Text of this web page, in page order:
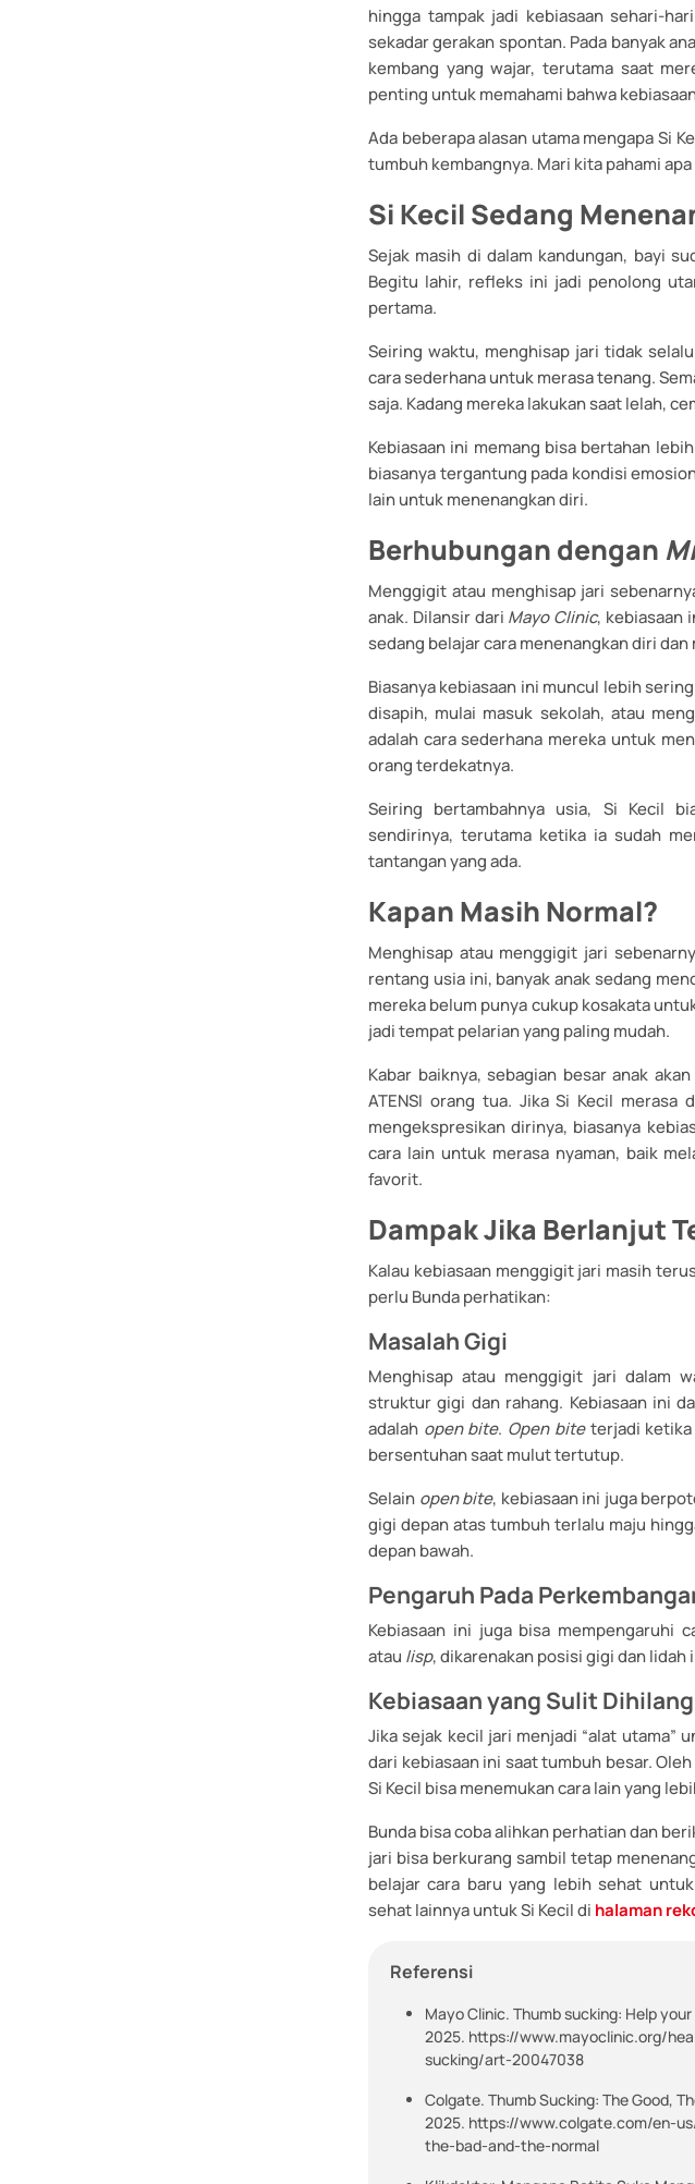
hingga tampak jadi kebiasaan sehari-
sekadar gerakan spontan. Pada banyak
kembang yang wajar, terutama saat
penting untuk memahami bahwa
Ada beberapa alasan utama mengapa Si
tumbuh kembangnya. Mari kita pahami
Si Kecil Sedang
Sejak masih di dalam kandungan, bayi
Begitu lahir, refleks ini jadi penolong
pertama.
Seiring waktu, menghisap jari tidak
cara sederhana untuk merasa tenang.
saja. Kadang mereka lakukan saat lelah,
Kebiasaan ini memang bisa bertahan
biasanya tergantung pada kondisi
lain untuk menenangkan diri.
Berhubungan dengan
Menggigit atau menghisap jari
anak. Dilansir dari Mayo Clinic, kebiasaan
sedang belajar cara menenangkan diri dan
Biasanya kebiasaan ini muncul lebih
disapih, mulai masuk sekolah, atau
adalah cara sederhana mereka untuk
orang terdekatnya.
Seiring bertambahnya usia, Si Kecil
sendirinya, terutama ketika ia sudah
tantangan yang ada.
Kapan Masih Normal?
Menghisap atau menggigit jari
rentang usia ini, banyak anak sedang
mereka belum punya cukup kosakata
jadi tempat pelarian yang paling mudah.
Kabar baiknya, sebagian besar anak
ATENSI orang tua. Jika Si Kecil
mengekspresikan dirinya, biasanya
cara lain untuk merasa nyaman, baik
favorit.
Dampak Jika Berlanjut
Kalau kebiasaan menggigit jari masih
perlu Bunda perhatikan:
Masalah Gigi
Menghisap atau menggigit jari dalam
struktur gigi dan rahang. Kebiasaan ini
adalah open bite. Open biteterjadi ketika
bersentuhan saat mulut tertutup.
Selain open bite, kebiasaan ini juga
gigi depan atas tumbuh terlalu maju
depan bawah.
Pengaruh Pada
Kebiasaan ini juga bisa mempengaruhi
atau lisp, dikarenakan posisi gigi dan lidah
Kebiasaan yang Sulit
Jika sejak kecil jari menjadi “alat utama”
dari kebiasaan ini saat tumbuh besar.
Si Kecil bisa menemukan cara lain yang
Bunda bisa coba alihkan perhatian dan
jari bisa berkurang sambil tetap
belajar cara baru yang lebih sehat
sehat lainnya untuk Si Kecil di halaman
Referensi
Mayo Clinic. Thumb sucking: Help
2025. https://www.mayoclinic.org/
sucking/art-20047038
Colgate. Thumb Sucking: The Good,
2025. https://www.colgate.com/en-
the-bad-and-the-normal